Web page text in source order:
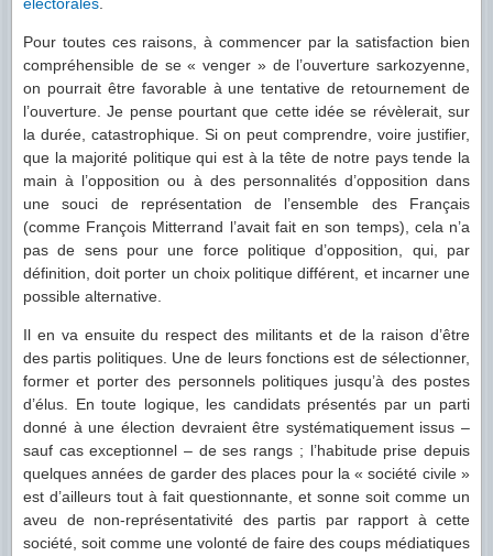
Pour toutes ces raisons, à commencer par la satisfaction bien
compréhensible de se « venger » de l’ouverture sarkozyenne,
on pourrait être favorable à une tentative de retournement de
l’ouverture. Je pense pourtant que cette idée se révèlerait, sur
la durée, catastrophique. Si on peut comprendre, voire justifier,
que la majorité politique qui est à la tête de notre pays tende la
main à l’opposition ou à des personnalités d’opposition dans
une souci de représentation de l’ensemble des Français
(comme François Mitterrand l’avait fait en son temps), cela n’a
pas de sens pour une force politique d’opposition, qui, par
définition, doit porter un choix politique différent, et incarner une
possible alternative.
Il en va ensuite du respect des militants et de la raison d’être
des partis politiques. Une de leurs fonctions est de sélectionner,
former et porter des personnels politiques jusqu’à des postes
d’élus. En toute logique, les candidats présentés par un parti
donné à une élection devraient être systématiquement issus –
sauf cas exceptionnel – de ses rangs ; l’habitude prise depuis
quelques années de garder des places pour la « société civile »
est d’ailleurs tout à fait questionnante, et sonne soit comme un
aveu de non-représentativité des partis par rapport à cette
société, soit comme une volonté de faire des coups médiatiques